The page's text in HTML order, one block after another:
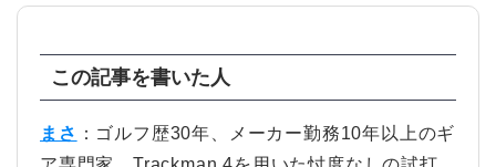
この記事を書いた人
まさ ：ゴルフ歴30年、メーカー勤務10年以上のギ